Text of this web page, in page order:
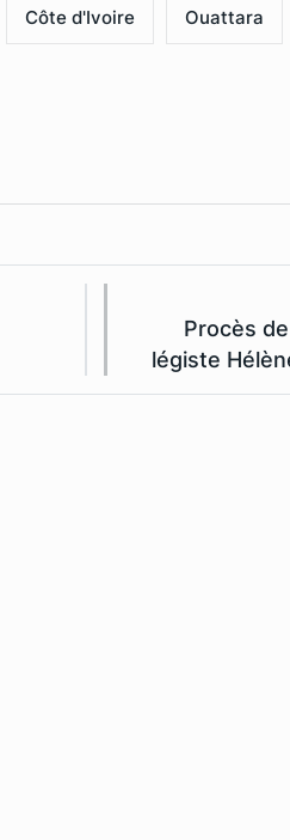
Côte d'Ivoire Ouattara
Procès
légiste